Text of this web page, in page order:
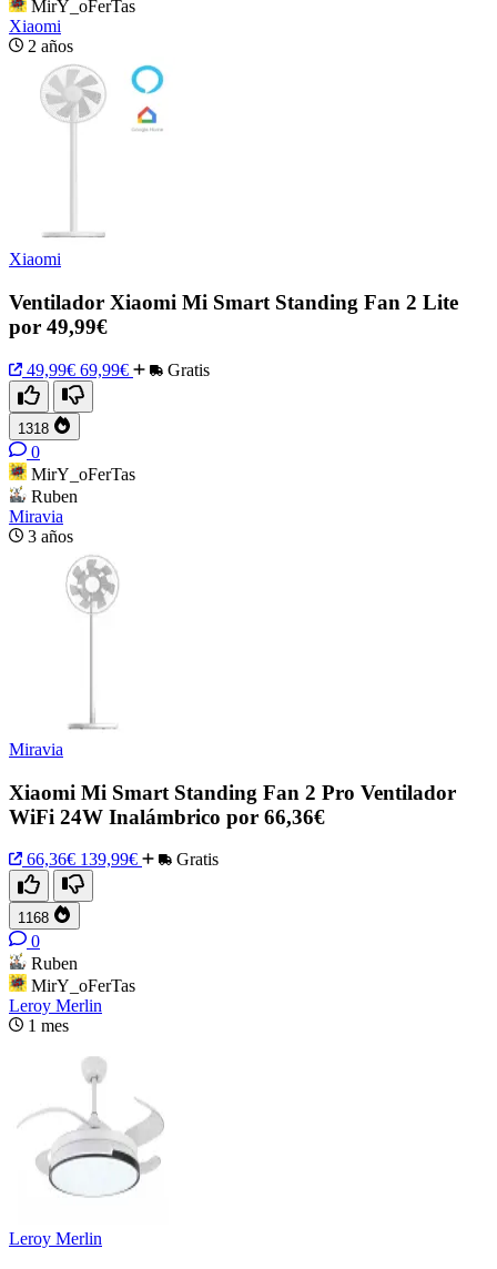
MirY_oFerTas
Xiaomi
2 años
Xiaomi
Ventilador Xiaomi Mi Smart Standing Fan 2 Lite
por 49,99€
49,99€ 69,99€ Gratis
1318
0
MirY_oFerTas
Ruben
Miravia
3 años
Miravia
Xiaomi Mi Smart Standing Fan 2 Pro Ventilador
WiFi 24W Inalámbrico por 66,36€
66,36€ 139,99€ Gratis
1168
0
Ruben
MirY_oFerTas
Leroy Merlin
1 mes
Leroy Merlin